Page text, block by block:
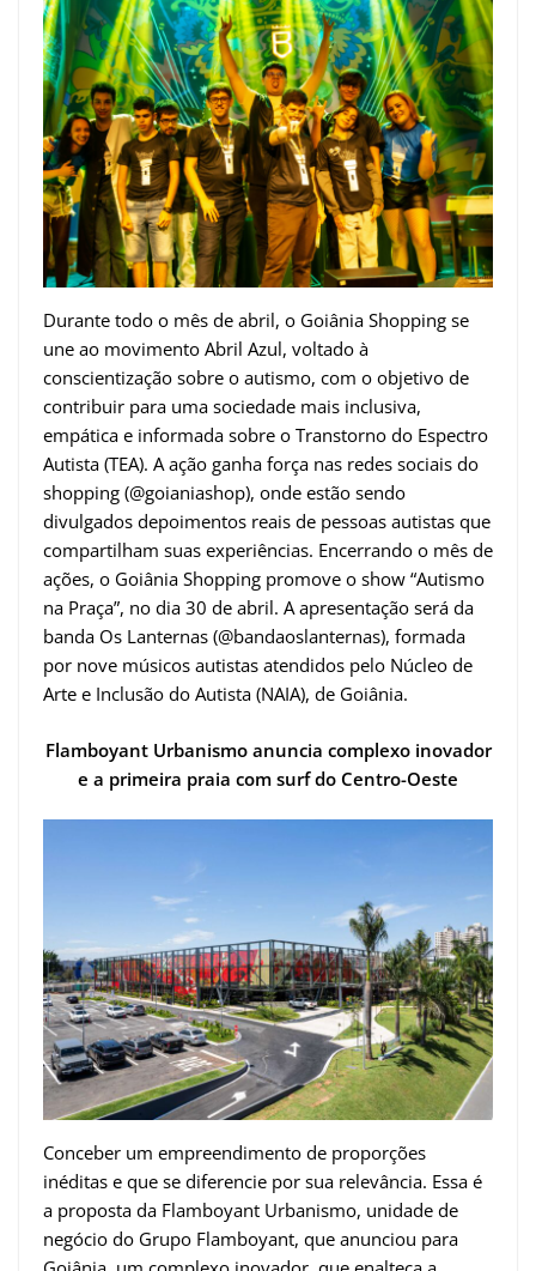
Durante todo o mês de abril, o Goiânia Shopping se
une ao movimento Abril Azul, voltado à
conscientização sobre o autismo, com o objetivo de
contribuir para uma sociedade mais inclusiva,
empática e informada sobre o Transtorno do Espectro
Autista (TEA). A ação ganha força nas redes sociais do
shopping (@goianiashop), onde estão sendo
divulgados depoimentos reais de pessoas autistas que
compartilham suas experiências. Encerrando o mês de
ações, o Goiânia Shopping promove o show “Autismo
na Praça”, no dia 30 de abril. A apresentação será da
banda Os Lanternas (@bandaoslanternas), formada
por nove músicos autistas atendidos pelo Núcleo de
Arte e Inclusão do Autista (NAIA), de Goiânia.
Flamboyant Urbanismo anuncia complexo inovador
e a primeira praia com surf do Centro-Oeste
Conceber um empreendimento de proporções
inéditas e que se diferencie por sua relevância. Essa é
a proposta da Flamboyant Urbanismo, unidade de
negócio do Grupo Flamboyant, que anunciou para